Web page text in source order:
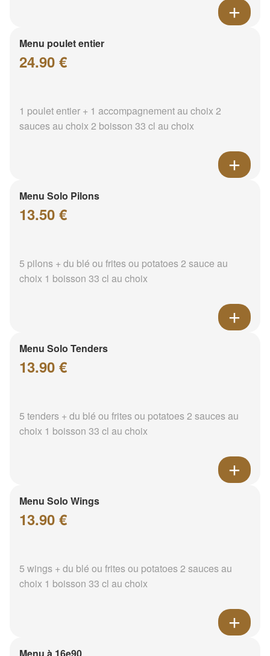
Menu poulet entier
24.90 €
1 poulet entier + 1 accompagnement au choix 2
sauces au choix 2 boisson 33 cl au choix
Menu Solo Pilons
13.50 €
5 pilons + du blé ou frites ou potatoes 2 sauce au
choix 1 boisson 33 cl au choix
Menu Solo Tenders
13.90 €
5 tenders + du blé ou frites ou potatoes 2 sauces au
choix 1 boisson 33 cl au choix
Menu Solo Wings
13.90 €
5 wings + du blé ou frites ou potatoes 2 sauces au
choix 1 boisson 33 cl au choix